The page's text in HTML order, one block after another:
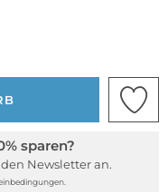
sparen?
Newsletter an.